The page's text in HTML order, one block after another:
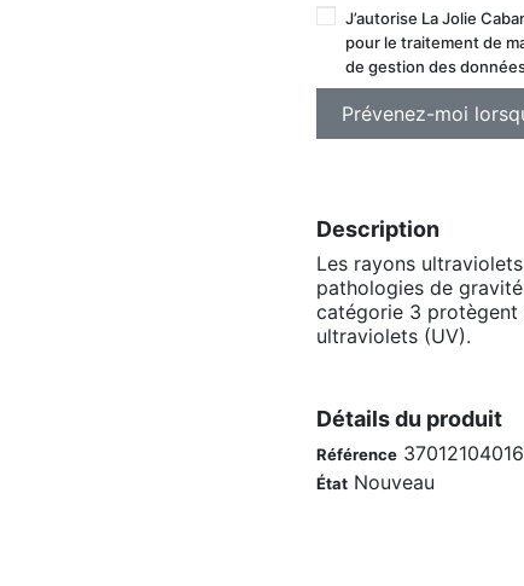
J’autorise La Jolie
pour le traitement de
de gestion des
Description
Les rayons
pathologies de
catégorie 3 protègent
ultraviolets (UV).
Détails du produit
Référence
État Nouveau